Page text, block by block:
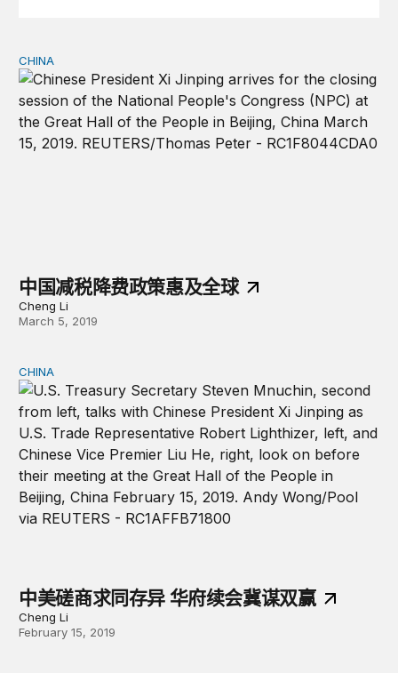
中国减税降费政策惠及全球
CHINA
中国减税降费政策惠及全球
Cheng Li
March 5, 2019
中美磋商求同存异 华府续会冀谋双赢
CHINA
中美磋商求同存异 华府续会冀谋双赢
Cheng Li
February 15, 2019